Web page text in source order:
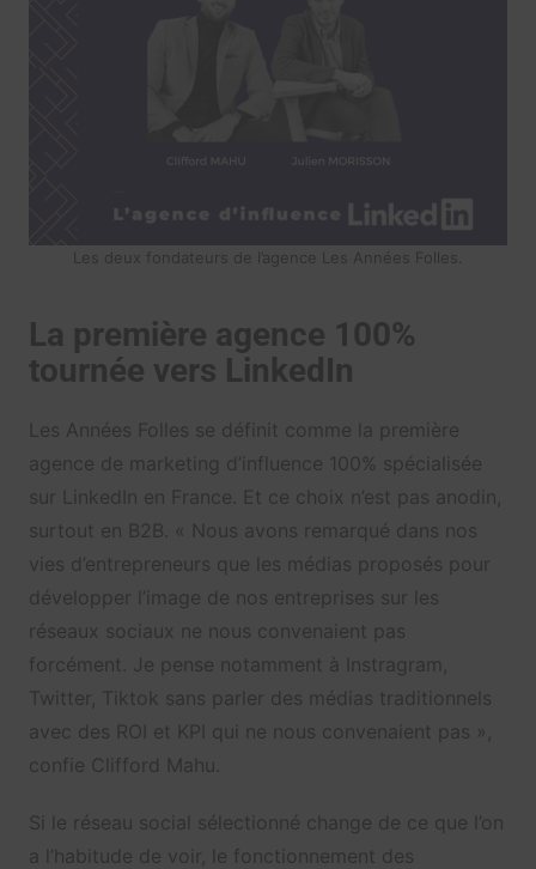
Les deux fondateurs de l’agence Les Années Folles.
La première agence 100%
tournée vers LinkedIn
Les Années Folles se définit comme la première
agence de marketing d’influence 100% spécialisée
sur LinkedIn en France. Et ce choix n’est pas anodin,
surtout en B2B. « Nous avons remarqué dans nos
vies d’entrepreneurs que les médias proposés pour
développer l’image de nos entreprises sur les
réseaux sociaux ne nous convenaient pas
forcément. Je pense notamment à Instragram,
Twitter, Tiktok sans parler des médias traditionnels
avec des ROI et KPI qui ne nous convenaient pas »,
confie Clifford Mahu.
Si le réseau social sélectionné change de ce que l’on
a l’habitude de voir, le fonctionnement des